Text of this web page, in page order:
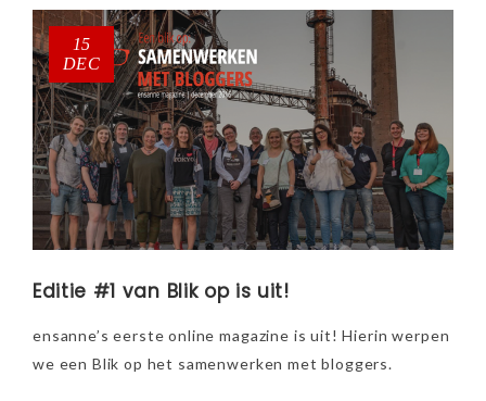
15
DEC
Editie #1 van Blik op is uit!
ensanne’s eerste online magazine is uit! Hierin werpen
we een Blik op het samenwerken met bloggers.